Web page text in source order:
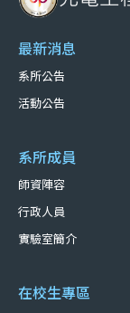
最新消息
系所公告
活動公告
系所成員
師資陣容
行政人員
實驗室簡介
在校生專區